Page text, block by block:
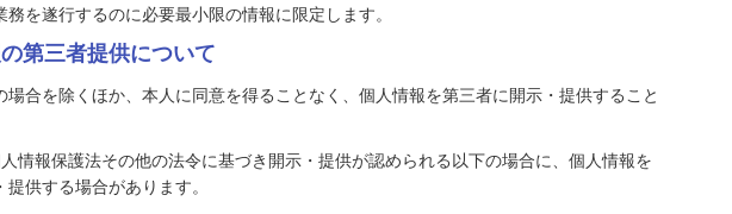
務を遂行するのに必要最小限の情報に限定します。
第三者提供について
場合を除くほか、本人に同意を得ることなく、個人情報を第三者に開示・提供すること
情報保護法その他の法令に基づき開示・提供が認められる以下の場合に、個人情報を
供する場合があります。